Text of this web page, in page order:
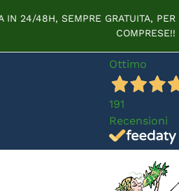
IN 24/48H, SEMPRE GRATUITA,
COMPRESE!!
Ottimo
191
Recensioni